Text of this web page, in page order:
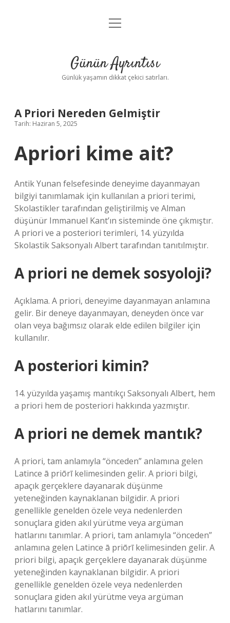
Anasayfa
Yasal Uyarı
menüyü
Günün Ayrıntısı
Günlük yaşamın dikkat çekici satırları.
A Priori Nereden Gelmiştir
Tarih: Haziran 5, 2025
Apriori kime ait?
Antik Yunan felsefesinde deneyime dayanmayan
bilgiyi tanımlamak için kullanılan a priori terimi,
Skolastikler tarafından geliştirilmiş ve Alman
düşünür Immanuel Kant’ın sisteminde öne çıkmıştır.
A priori ve a posteriori terimleri, 14. yüzyılda
Skolastik Saksonyalı Albert tarafından tanıtılmıştır.
A priori ne demek sosyoloji?
Açıklama. A priori, deneyime dayanmayan anlamına
gelir. Bir deneye dayanmayan, deneyden önce var
olan veya bağımsız olarak elde edilen bilgiler için
kullanılır.
A posteriori kimin?
14. yüzyılda yaşamış mantıkçı Saksonyalı Albert, hem
a priori hem de posteriori hakkında yazmıştır.
A priori ne demek mantık?
A priori, tam anlamıyla “önceden” anlamına gelen
Latince ā priōrī kelimesinden gelir. A priori bilgi,
apaçık gerçeklere dayanarak düşünme
yeteneğinden kaynaklanan bilgidir. A priori
genellikle genelden özele veya nedenlerden
sonuçlara giden akıl yürütme veya argüman
hatlarını tanımlar. A priori, tam anlamıyla “önceden”
anlamına gelen Latince ā priōrī kelimesinden gelir. A
priori bilgi, apaçık gerçeklere dayanarak düşünme
yeteneğinden kaynaklanan bilgidir. A priori
genellikle genelden özele veya nedenlerden
sonuçlara giden akıl yürütme veya argüman
hatlarını tanımlar.